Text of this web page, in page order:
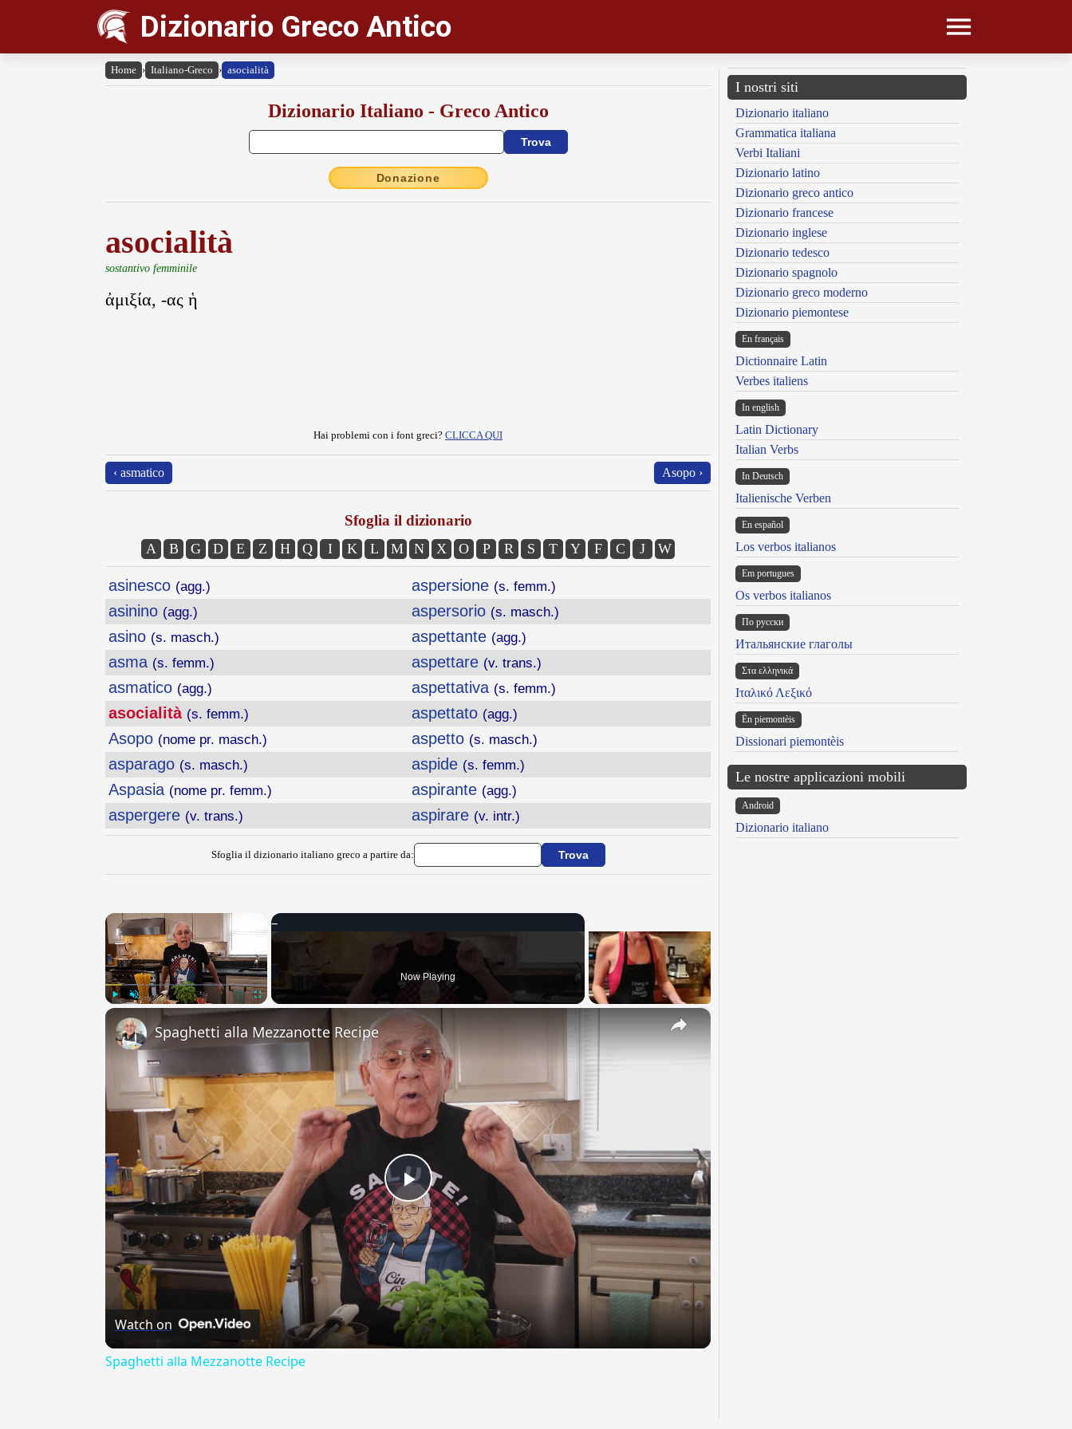
Dizionario Greco Antico
Home › Italiano-Greco › asocialità
Dizionario Italiano - Greco Antico
Donazione
asocialità
sostantivo femminile
ἀμιξία, -ας ἡ
Hai problemi con i font greci? CLICCA QUI
‹ asmatico Asopo ›
Sfoglia il dizionario
A B G D E Z H Q I K L M N X O P R S T Y F C J W
asinesco (agg.)
asinino (agg.)
asino (s. masch.)
asma (s. femm.)
asmatico (agg.)
asocialità (s. femm.)
Asopo (nome pr. masch.)
asparago (s. masch.)
Aspasia (nome pr. femm.)
aspergere (v. trans.)
aspersione (s. femm.)
aspersorio (s. masch.)
aspettante (agg.)
aspettare (v. trans.)
aspettativa (s. femm.)
aspettato (agg.)
aspetto (s. masch.)
aspide (s. femm.)
aspirante (agg.)
aspirare (v. intr.)
Sfoglia il dizionario italiano greco a partire da:
Fullscreen
Now Playing
×
Play
Video
Spaghetti alla Mezzanotte Recipe
Watch on
Spaghetti alla Mezzanotte Recipe
I nostri siti
Dizionario italiano
Grammatica italiana
Verbi Italiani
Dizionario latino
Dizionario greco antico
Dizionario francese
Dizionario inglese
Dizionario tedesco
Dizionario spagnolo
Dizionario greco moderno
Dizionario piemontese
En français
Dictionnaire Latin
Verbes italiens
In english
Latin Dictionary
Italian Verbs
In Deutsch
Italienische Verben
En español
Los verbos italianos
Em portugues
Os verbos italianos
По русски
Итальянские глаголы
Στα ελληνικά
Ιταλικό Λεξικό
Ën piemontèis
Dissionari piemontèis
Le nostre applicazioni mobili
Android
Dizionario italiano